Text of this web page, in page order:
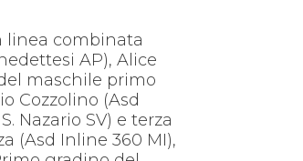
linea combinata
AP), Alice
maschile primo
Cozzolino (Asd
Nazario SV) e terza
(Asd Inline 360 MI),